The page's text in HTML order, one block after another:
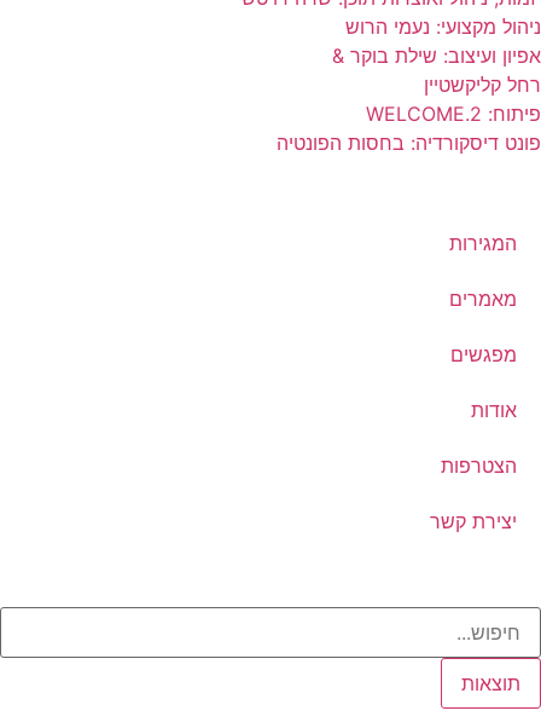
ניהול מקצועי: נעמי הרוש
אפיון ועיצוב: שילת בוקר &
רחל קליקשטיין
פיתוח: WELCOME.2
פונט דיסקורדיה: בחסות הפונטיה
המגירות
מאמרים
מפגשים
אודות
הצטרפות
יצירת קשר
תוצאות